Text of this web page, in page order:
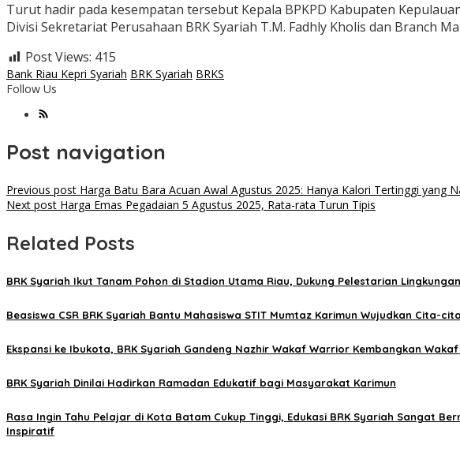
Turut hadir pada kesempatan tersebut Kepala BPKPD Kabupaten
Divisi Sekretariat Perusahaan BRK Syariah T.M. Fadhly Kholis dan Branch
Post Views: 415
Bank Riau Kepri Syariah BRK Syariah BRKS
Follow Us
Post navigation
Previous post Harga Batu Bara Acuan Awal Agustus 2025: Hanya Kalori Tertinggi yang
Next post Harga Emas Pegadaian 5 Agustus 2025, Rata-rata Turun Tipis
Related Posts
BRK Syariah Ikut Tanam Pohon di Stadion Utama Riau, Dukung Pelestarian
Beasiswa CSR BRK Syariah Bantu Mahasiswa STIT Mumtaz Karimun Wujudkan Cita-
Ekspansi ke Ibukota, BRK Syariah Gandeng Nazhir Wakaf Warrior Kembangkan Wakaf
BRK Syariah Dinilai Hadirkan Ramadan Edukatif bagi Masyarakat Karimun
Rasa Ingin Tahu Pelajar di Kota Batam Cukup Tinggi, Edukasi BRK Syariah Sangat
Inspiratif